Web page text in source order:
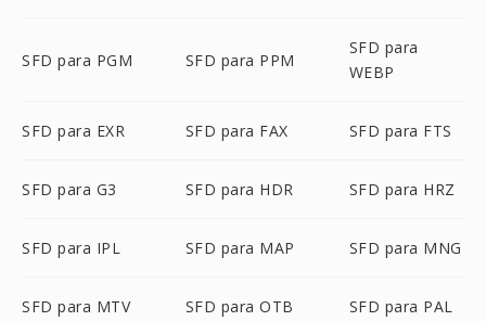
SFD para PGM SFD para PPM
SFD para
WEBP
SFD para EXR SFD para FAX SFD para FTS
SFD para G3 SFD para HDR SFD para HRZ
SFD para IPL SFD para MAP SFD para MNG
SFD para MTV SFD para OTB SFD para PAL